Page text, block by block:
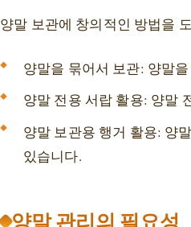
양말 보관에 창의적인 방법을
양말을 묶어서 보관: 양말
양말 전용 서랍 활용: 양말
양말 보관용 행거 활용: 양
있습니다.
양말 관리의 필요성